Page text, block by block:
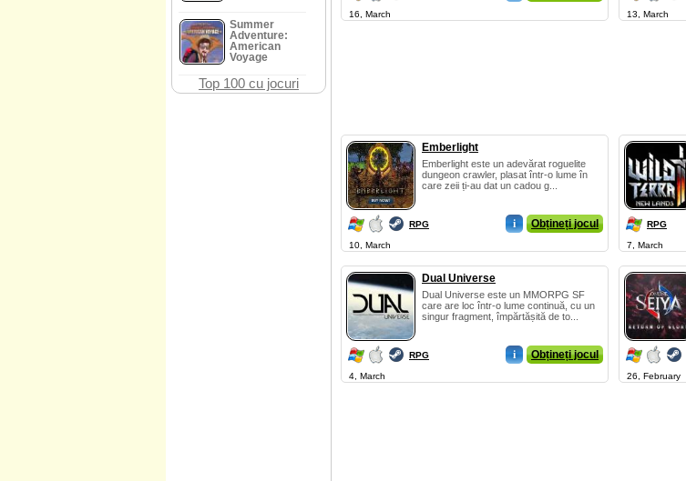
Summer
Adventure:
American
Voyage
Top 100 cu jocuri
16, March 13, March
Emberlight
Emberlight este un adevărat roguelite
dungeon crawler, plasat într-o lume în
care zeii ți-au dat un cadou g...
RPG i Obțineți jocul
10, March
RPG
7, March
Dual Universe
Dual Universe este un MMORPG SF
care are loc într-o lume continuă, cu un
singur fragment, împărtășită de to...
RPG i Obțineți jocul
4, March 26, February